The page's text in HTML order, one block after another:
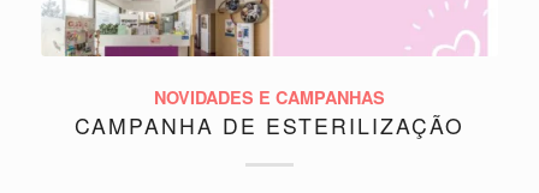
NOVIDADES E CAMPANHAS
CAMPANHA DE ESTERILIZAÇÃO